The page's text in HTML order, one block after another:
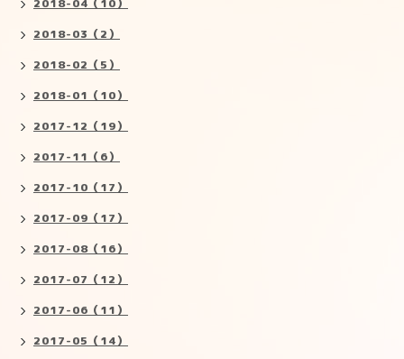
2018-04（10）
2018-03（2）
2018-02（5）
2018-01（10）
2017-12（19）
2017-11（6）
2017-10（17）
2017-09（17）
2017-08（16）
2017-07（12）
2017-06（11）
2017-05（14）